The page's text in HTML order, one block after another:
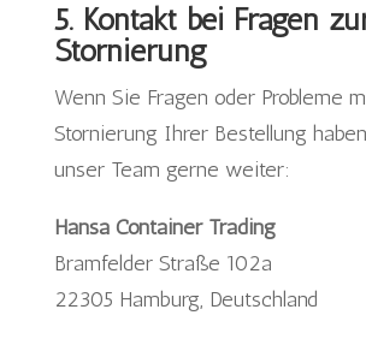
5. Kontakt bei Fragen
Stornierung
Wenn Sie Fragen oder Probleme
Stornierung Ihrer Bestellung
unser Team gerne weiter:
Hansa Container Trading
Bramfelder Straße 102a
22305 Hamburg, Deutschland